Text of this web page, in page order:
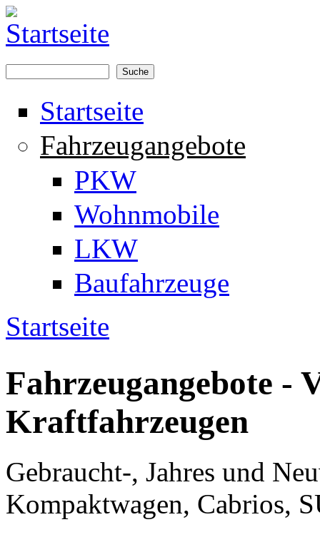
Direkt zum Inhalt
Startseite
Fahrzeugangebote
PKW
Wohnmobile
LKW
Baufahrzeuge
Sie sind hier
Startseite
Fahrzeugangebote -
Kraftfahrzeugen
Gebraucht-, Jahres und
Kompaktwagen, Cabrios,